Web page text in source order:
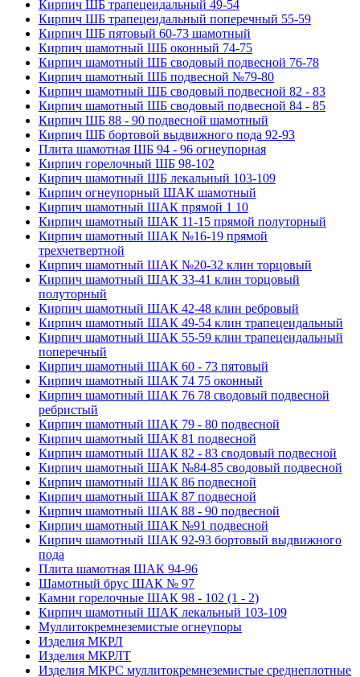
Кирпич ШБ трапецеидальный 49-54
Кирпич ШБ трапецеидальный поперечный 55-59
Кирпич ШБ пятовый 60-73 шамотный
Кирпич шамотный ШБ оконный 74-75
Кирпич шамотный ШБ сводовый подвесной 76-78
Кирпич шамотный ШБ подвесной №79-80
Кирпич шамотный ШБ сводовый подвесной 82 - 83
Кирпич шамотный ШБ сводовый подвесной 84 - 85
Кирпич ШБ 88 - 90 подвесной шамотный
Кирпич ШБ бортовой выдвижного пода 92-93
Плита шамотная ШБ 94 - 96 огнеупорная
Кирпич горелочный ШБ 98-102
Кирпич шамотный ШБ лекальный 103-109
Кирпич огнеупорный ШАК шамотный
Кирпич шамотный ШАК прямой 1 10
Кирпич шамотный ШАК 11-15 прямой полуторный
Кирпич шамотный ШАК №16-19 прямой
трехчетвертной
Кирпич шамотный ШАК №20-32 клин торцовый
Кирпич шамотный ШАК 33-41 клин торцовый
полуторный
Кирпич шамотный ШАК 42-48 клин ребровый
Кирпич шамотный ШАК 49-54 клин трапецеидальный
Кирпич шамотный ШАК 55-59 клин трапецеидальный
поперечный
Кирпич шамотный ШАК 60 - 73 пятовый
Кирпич шамотный ШАК 74 75 оконный
Кирпич шамотный ШАК 76 78 сводовый подвесной
ребристый
Кирпич шамотный ШАК 79 - 80 подвесной
Кирпич шамотный ШАК 81 подвесной
Кирпич шамотный ШАК 82 - 83 сводовый подвесной
Кирпич шамотный ШАК №84-85 сводовый подвесной
Кирпич шамотный ШАК 86 подвесной
Кирпич шамотный ШАК 87 подвесной
Кирпич шамотный ШАК 88 - 90 подвесной
Кирпич шамотный ШАК №91 подвесной
Кирпич шамотный ШАК 92-93 бортовый выдвижного
пода
Плита шамотная ШАК 94-96
Шамотный брус ШАК № 97
Камни горелочные ШАК 98 - 102 (1 - 2)
Кирпич шамотный ШАК лекальный 103-109
Муллито­­кремнеземистые огнеупоры
Изделия МКРЛ
Изделия МКРЛТ
Изделия МКРС муллитокремнеземистые среднеплотные